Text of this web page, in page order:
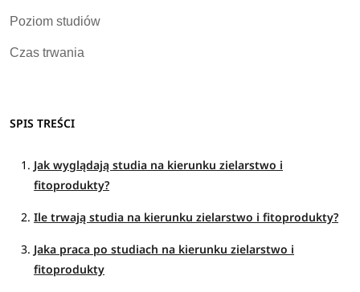
Poziom studiów
Czas trwania
SPIS TREŚCI
Jak wyglądają studia na kierunku zielarstwo i
fitoprodukty?
Ile trwają studia na kierunku zielarstwo i fitoprodukty?
Jaka praca po studiach na kierunku zielarstwo i
fitoprodukty